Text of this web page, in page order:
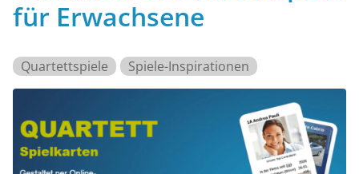
für Erwachsene
Quartettspiele Spiele-Inspirationen